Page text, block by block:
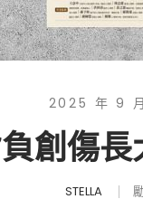
2025 年 9
創傷長
STELLA